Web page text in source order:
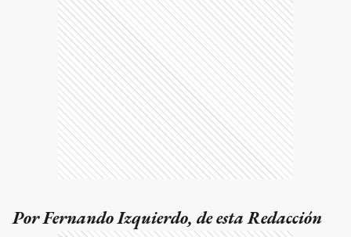
Por Fernando Izquierdo, de esta Redacción
Ads